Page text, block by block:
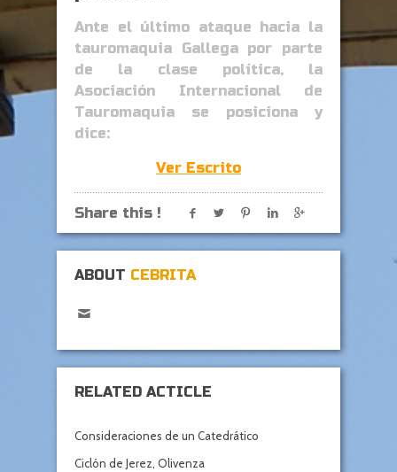
Ante el último ataque hacia la
tauromaquia Gallega por parte
de la clase política, la
Asociación Internacional de
Tauromaquia se posiciona y
dice:
Ver Escrito
Share this !
ABOUT CEBRITA
RELATED ACTICLE
Consideraciones de un Catedrático
Ciclón de Jerez, Olivenza